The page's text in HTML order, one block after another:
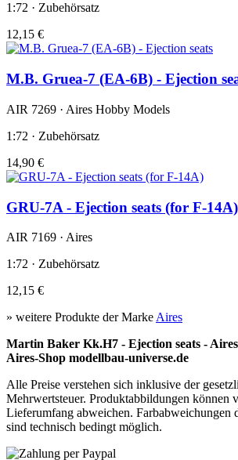
1:72 · Zubehörsatz
12,15 €
M.B. Gruea-7 (EA-6B) - Ejection
AIR 7269 · Aires Hobby Models
1:72 · Zubehörsatz
14,90 €
GRU-7A - Ejection seats (for F-14A)
AIR 7169 · Aires
1:72 · Zubehörsatz
12,15 €
» weitere Produkte der Marke Aires
Martin Baker Kk.H7 - Ejection seats -
Aires-Shop modellbau-universe.de
Alle Preise verstehen sich inklusive der
Mehrwertsteuer. Produktabbildungen können
Lieferumfang abweichen. Farbabweichungen
sind technisch bedingt möglich.